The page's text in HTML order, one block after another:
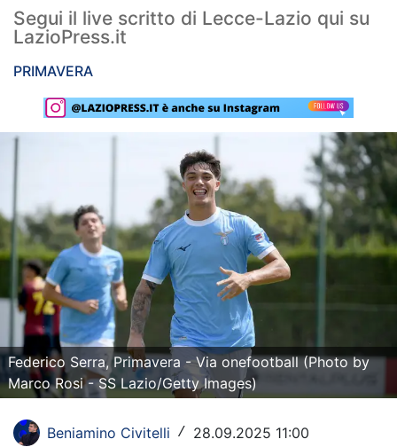
Infortuni
Primavera
Lazio Women
Social
Calcio
Serie A
Champions League
Europa League
Altri Sport
Formula 1
Segui il live scritto di Lecce-Lazio qui su
LazioPress.it
PRIMAVERA
Federico Serra, Primavera - Via onefootball (Photo by
Marco Rosi - SS Lazio/Getty Images)
Beniamino Civitelli / 28.09.2025 11:00